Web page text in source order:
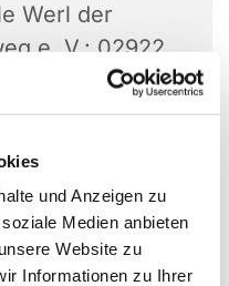
und Anzeigen zu
Medien anbieten
Website zu
Informationen zu Ihrer
Werl der
e. V.: 02922